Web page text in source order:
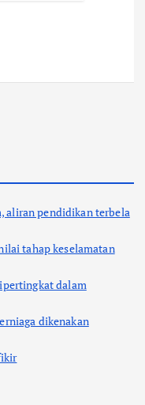
aliran pendidikan terbela
tahap keselamatan
dalam
dikenakan